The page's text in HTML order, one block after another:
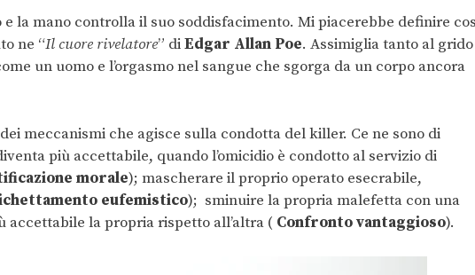
e la mano controlla il suo soddisfacimento. Mi piacerebbe definire
ne “Il cuore rivelatore” diEdgar Allan Poe. Assimiglia tanto al grido
un uomo e l’orgasmo nel sangue che sgorga da un corpo ancora
meccanismi che agisce sulla condotta del killer. Ce ne sono di
più accettabile, quando l’omicidio è condotto al servizio di
morale); mascherare il proprio operato esecrabile,
eufemistico); sminuire la propria malefetta con una
accettabile la propria rispetto all’altra ( Confronto vantaggioso).